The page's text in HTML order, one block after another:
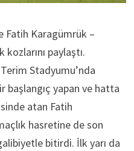
Fatih Karagümrük –
paylaştı.
Stadyumu’nda
başlangıç yapan ve hatta
atan Fatih
hasretine de son
bitirdi. İlk yarı da